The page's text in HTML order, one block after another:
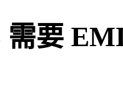
需要